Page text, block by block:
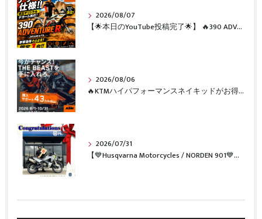
2026/08/07
【🌟本日のYouTube投稿完了🌟】 🔥390 ADVENTURE R × KTM山形 オリジナルデカール仕様誕生🔥
2026/08/06
🔥KTMハイパフォーマンスネイキッドがお得に手に入るチャンス🔥
2026/07/31
【💙Husqvarna Motorcycles / NORDEN 901💙】 ご納車おめでとうございます🎉✨